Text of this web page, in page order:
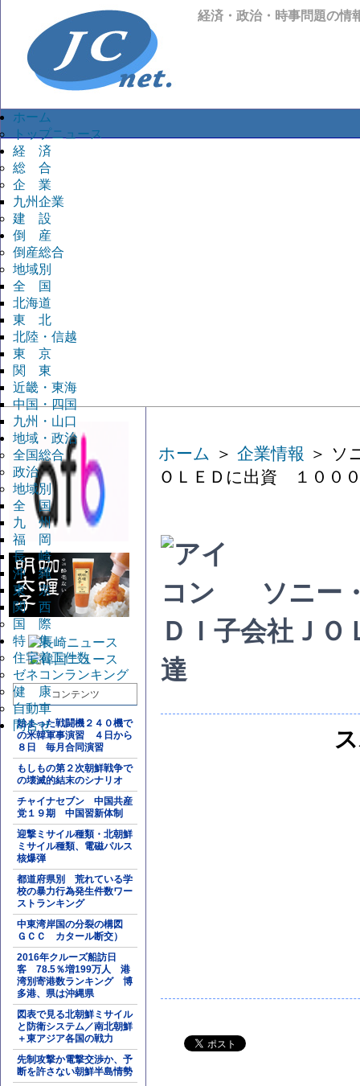
経済・政治・時事問題の情
ホーム
トップニュース
経 済
総 合
企 業
九州企業
建 設
倒 産
倒産総合
地域別
全 国
北海道
東 北
北陸・信越
東 京
関 東
近畿・東海
中国・四国
九州・山口
地域・政治
全国総合
政治
地域別
全 国
九 州
福 岡
長 崎
沖 縄
東 京
関 西
国 際
特 集
住宅着工件数
ゼネコンランキング
健 康
自動車
問合せ
コンテンツ
始まった戦闘機２４０機で
の米韓軍事演習 ４日から
８日 毎月合同演習
もしもの第２次朝鮮戦争で
の壊滅的結末のシナリオ
チャイナセブン 中国共産
党１９期 中国習新体制
迎撃ミサイル種類・北朝鮮
ミサイル種類、電磁パルス
核爆弾
都道府県別 荒れている学
校の暴力行為発生件数ワー
ストランキング
中東湾岸国の分裂の構図
ＧＣＣ カタール断交）
2016年クルーズ船訪日
客 78.5％増199万人 港
湾別寄港数ランキング 博
多港、県は沖縄県
図表で見る北朝鮮ミサイル
と防衛システム／南北朝鮮
＋東アジア各国の戦力
先制攻撃か電撃交渉か、予
断を許さない朝鮮半島情勢
ホーム ＞ 企業情報 ＞ ソ
ＯＬＥＤに出資 １００
ソニー
ＤＩ子会社Ｊ
達